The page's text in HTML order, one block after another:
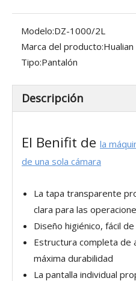
Modelo:DZ-1000/2L
Marca del producto:Hualian
Tipo:Pantalón
Descripción
El Benifit de la
de una sola cámara
La tapa transparente
clara para las
Diseño higiénico, fácil
Estructura completa de
máxima durabilidad
La pantalla individual